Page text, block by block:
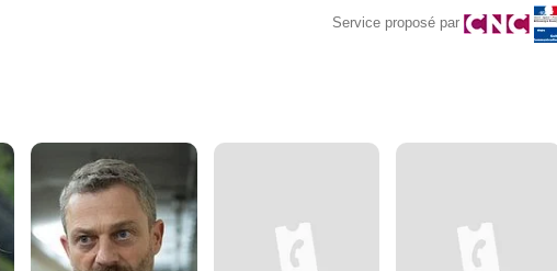
Service proposé par